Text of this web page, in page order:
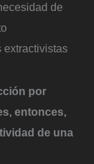
de
extractivistas
por
entonces,
de una